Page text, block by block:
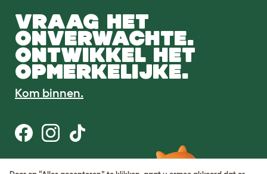
VRAAG HET
ONVERWACHTE.
ONTWIKKEL HET
OPMERKELIJKE.
Kom binnen.
Gebruiksvoorwaarden